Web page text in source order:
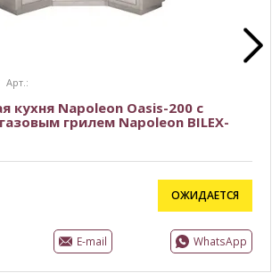
Арт.:
кухня Napoleon Oasis-200 с
грилем Napoleon BILEX-
ОЖИДАЕТСЯ
E-mail WhatsApp